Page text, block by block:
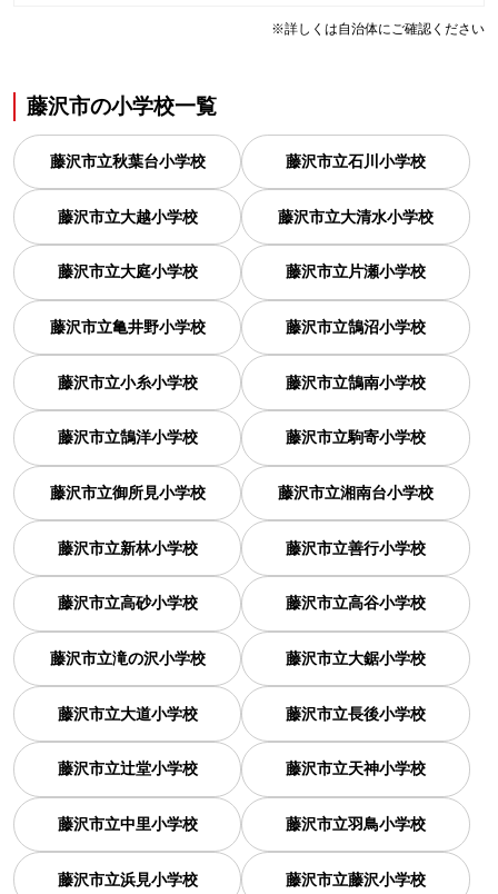
※詳しくは自治体にご確認ください
藤沢市の小学校一覧
藤沢市立秋葉台小学校 藤沢市立石川小学校
藤沢市立大越小学校 藤沢市立大清水小学校
藤沢市立大庭小学校 藤沢市立片瀬小学校
藤沢市立亀井野小学校 藤沢市立鵠沼小学校
藤沢市立小糸小学校 藤沢市立鵠南小学校
藤沢市立鵠洋小学校 藤沢市立駒寄小学校
藤沢市立御所見小学校 藤沢市立湘南台小学校
藤沢市立新林小学校 藤沢市立善行小学校
藤沢市立高砂小学校 藤沢市立高谷小学校
藤沢市立滝の沢小学校 藤沢市立大鋸小学校
藤沢市立大道小学校 藤沢市立長後小学校
藤沢市立辻堂小学校 藤沢市立天神小学校
藤沢市立中里小学校 藤沢市立羽鳥小学校
藤沢市立浜見小学校 藤沢市立藤沢小学校